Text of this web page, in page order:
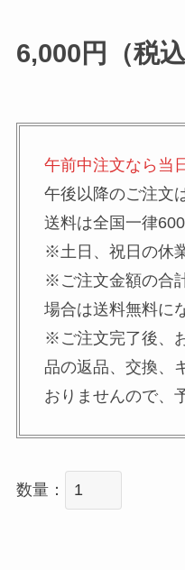
6,000円（税込
午前中注文なら当
午後以降のご注文
送料は全国一律600
※土日、祝日の休
※ご注文金額の合
場合は送料無料に
※ご注文完了後、
品の返品、交換、
おりませんので、
数量：